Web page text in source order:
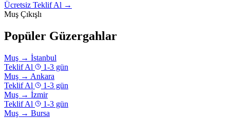
Ücretsiz Teklif Al →
Muş Çıkışlı
Popüler Güzergahlar
Muş → İstanbul
Teklif Al
1-3 gün
Muş → Ankara
Teklif Al
1-3 gün
Muş → İzmir
Teklif Al
1-3 gün
Muş → Bursa